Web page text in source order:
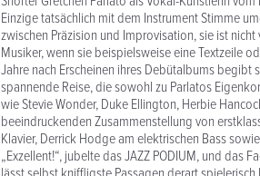
Einzige tatsächlich mit dem Instrument Stimme
zwischen Präzision und Improvisation, sie ist
Musiker, wenn sie beispielsweise eine Textzeile
Jahre nach Erscheinen ihres Debütalbums
spannende Reise, die sowohl zu Parlatos
wie Stevie Wonder, Duke Ellington, Herbie
beeindruckenden Zusammenstellung von
Klavier, Derrick Hodge am elektrischen Bass
„Exzellent!“, jubelte das JAZZ PODIUM, und das